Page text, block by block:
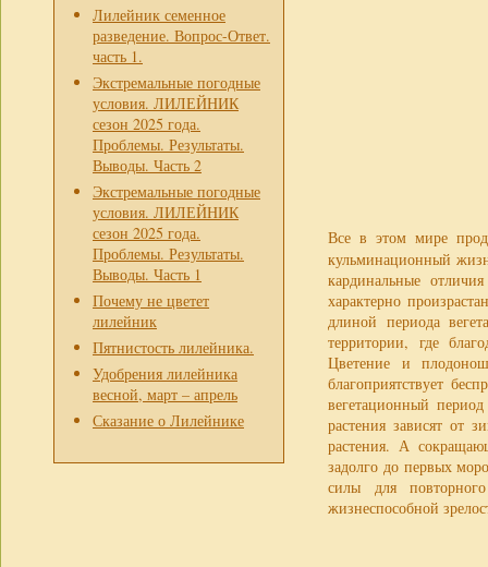
Лилейник семенное
разведение. Вопрос-Ответ.
часть 1.
Экстремальные погодные
условия. ЛИЛЕЙНИК
сезон 2025 года.
Проблемы. Результаты.
Выводы. Часть 2
Экстремальные погодные
условия. ЛИЛЕЙНИК
сезон 2025 года.
Проблемы. Результаты.
Выводы. Часть 1
Почему не цветет
лилейник
Пятнистость лилейника.
Удобрения лилейника
весной, март – апрель
Сказание о Лилейнике
Все в этом мире
кульминационный
кардинальные
характерно
длиной периода
территории, где
Цветение и
благоприятствует
вегетационный
растения зависят от
растения. А
задолго до первых
силы для
жизнеспособной